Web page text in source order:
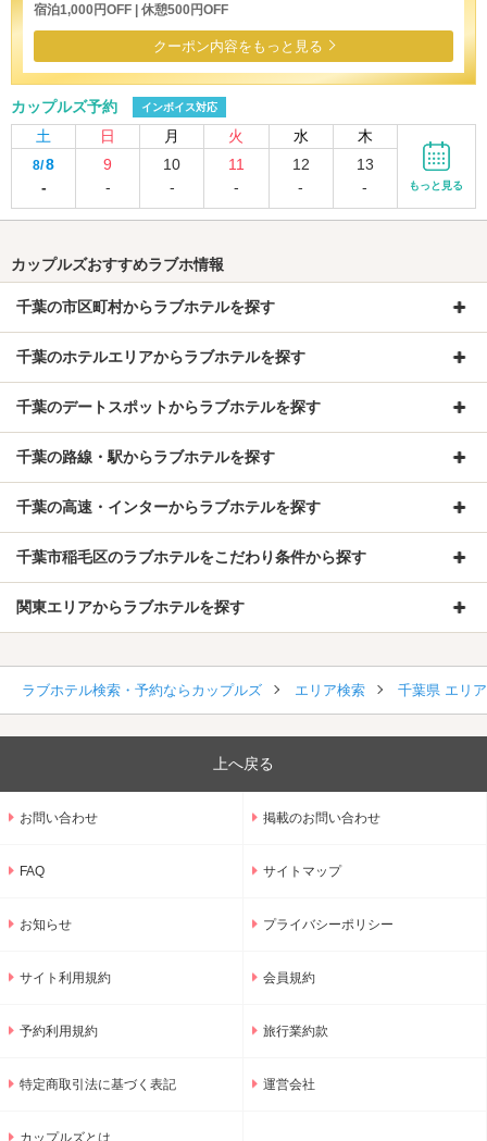
宿泊1,000円OFF | 休憩500円OFF
クーポン内容をもっと見る
カップルズ予約 インボイス対応
土 日 月 火 水 木
8/8
-
9
-
10
-
11
-
12
-
13
-
もっと見る
カップルズおすすめラブホ情報
千葉の市区町村からラブホテルを探す
千葉のホテルエリアからラブホテルを探す
千葉のデートスポットからラブホテルを探す
千葉の路線・駅からラブホテルを探す
千葉の高速・インターからラブホテルを探す
千葉市稲毛区のラブホテルをこだわり条件から探す
関東エリアからラブホテルを探す
ラブホテル検索・予約ならカップルズ エリア検索 千葉県 エリ
上へ戻る
お問い合わせ 掲載のお問い合わせ
FAQ サイトマップ
お知らせ プライバシーポリシー
サイト利用規約 会員規約
予約利用規約 旅行業約款
特定商取引法に基づく表記 運営会社
カップルズとは